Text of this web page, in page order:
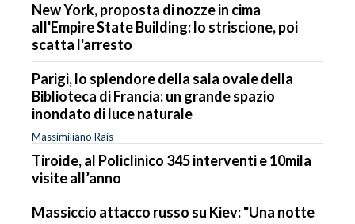
New York, proposta di nozze in cima
all'Empire State Building: lo striscione, poi
scatta l'arresto
Parigi, lo splendore della sala ovale della
Biblioteca di Francia: un grande spazio
inondato di luce naturale
Massimiliano Rais
Tiroide, al Policlinico 345 interventi e 10mila
visite all’anno
Massiccio attacco russo su Kiev: "Una notte